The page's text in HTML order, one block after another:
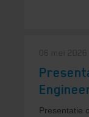
Presentatie